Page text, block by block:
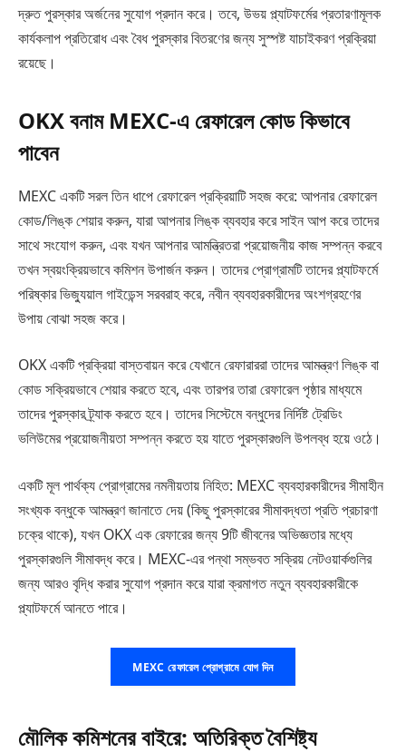
দ্রুত পুরস্কার অর্জনের সুযোগ প্রদান করে। তবে, উভয় প্ল্যাটফর্মের প্রতারণামূলক
কার্যকলাপ প্রতিরোধ এবং বৈধ পুরস্কার বিতরণের জন্য সুস্পষ্ট যাচাইকরণ প্রক্রিয়া
রয়েছে।
OKX বনাম MEXC-এ রেফারেল কোড কিভাবে
পাবেন
MEXC একটি সরল তিন ধাপে রেফারেল প্রক্রিয়াটি সহজ করে: আপনার রেফারেল
কোড/লিঙ্ক শেয়ার করুন, যারা আপনার লিঙ্ক ব্যবহার করে সাইন আপ করে তাদের
সাথে সংযোগ করুন, এবং যখন আপনার আমন্ত্রিতরা প্রয়োজনীয় কাজ সম্পন্ন করবে
তখন স্বয়ংক্রিয়ভাবে কমিশন উপার্জন করুন। তাদের প্রোগ্রামটি তাদের প্ল্যাটফর্মে
পরিষ্কার ভিজ্যুয়াল গাইডেন্স সরবরাহ করে, নবীন ব্যবহারকারীদের অংশগ্রহণের
উপায় বোঝা সহজ করে।
OKX একটি প্রক্রিয়া বাস্তবায়ন করে যেখানে রেফারাররা তাদের আমন্ত্রণ লিঙ্ক বা
কোড সক্রিয়ভাবে শেয়ার করতে হবে, এবং তারপর তারা রেফারেল পৃষ্ঠার মাধ্যমে
তাদের পুরস্কার ট্র্যাক করতে হবে। তাদের সিস্টেমে বন্ধুদের নির্দিষ্ট ট্রেডিং
ভলিউমের প্রয়োজনীয়তা সম্পন্ন করতে হয় যাতে পুরস্কারগুলি উপলব্ধ হয়ে ওঠে।
একটি মূল পার্থক্য প্রোগ্রামের নমনীয়তায় নিহিত: MEXC ব্যবহারকারীদের সীমাহীন
সংখ্যক বন্ধুকে আমন্ত্রণ জানাতে দেয় (কিছু পুরস্কারের সীমাবদ্ধতা প্রতি প্রচারণা
চক্রে থাকে), যখন OKX এক রেফারের জন্য 9টি জীবনের অভিজ্ঞতার মধ্যে
পুরস্কারগুলি সীমাবদ্ধ করে। MEXC-এর পন্থা সম্ভবত সক্রিয় নেটওয়ার্কগুলির
জন্য আরও বৃদ্ধি করার সুযোগ প্রদান করে যারা ক্রমাগত নতুন ব্যবহারকারীকে
প্ল্যাটফর্মে আনতে পারে।
MEXC রেফারেল প্রোগ্রামে যোগ দিন
মৌলিক কমিশনের বাইরে: অতিরিক্ত বৈশিষ্ট্য